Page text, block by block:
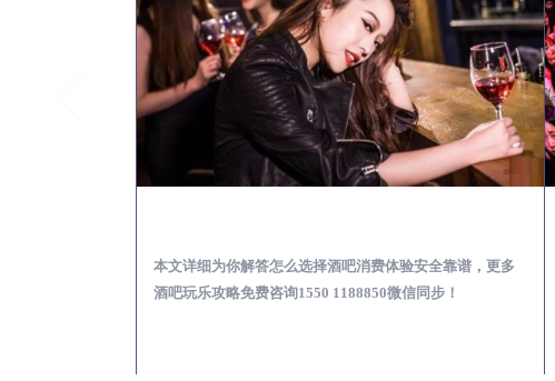
本文详细为你解答怎么选择酒吧消费体验安全靠谱，更多
酒吧玩乐攻略免费咨询1550 1188850微信同步！